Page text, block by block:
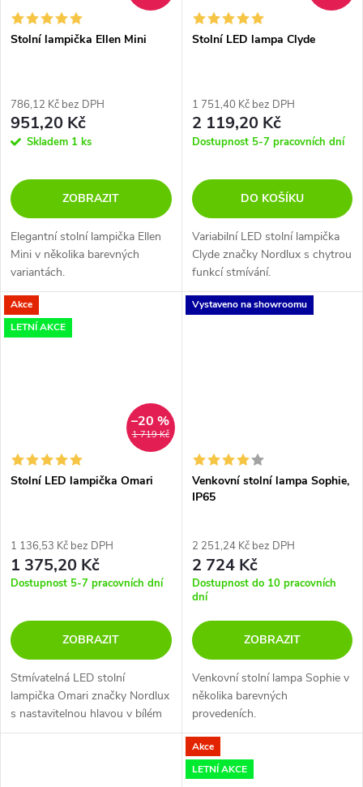
Stolní lampička Ellen Mini
786,12 Kč bez DPH
951,20 Kč
Skladem 1 ks
ZOBRAZIT
Elegantní stolní lampička Ellen
Mini v několika barevných
variantách.
Stolní LED lampa Clyde
1 751,40 Kč bez DPH
2 119,20 Kč
Dostupnost 5-7 pracovních dní
DO KOŠÍKU
Variabilní LED stolní lampička
Clyde značky Nordlux s chytrou
funkcí stmívání.
Akce
LETNÍ AKCE
1 719 Kč
–20 %
Stolní LED lampička Omari
1 136,53 Kč bez DPH
1 375,20 Kč
Dostupnost 5-7 pracovních dní
ZOBRAZIT
Stmívatelná LED stolní
lampička Omari značky Nordlux
s nastavitelnou hlavou v bílém
nebo černém provedení.
Vystaveno na showroomu
Venkovní stolní lampa Sophie,
IP65
2 251,24 Kč bez DPH
2 724 Kč
Dostupnost do 10 pracovních
dní
ZOBRAZIT
Venkovní stolní lampa Sophie v
několika barevných
provedeních.
Akce
LETNÍ AKCE